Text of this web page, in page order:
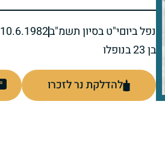
נפל ביוםי"ט בסיון תשמ"ב10.6.1982
בן 23 בנופלו
להדלקת נר לזכרו